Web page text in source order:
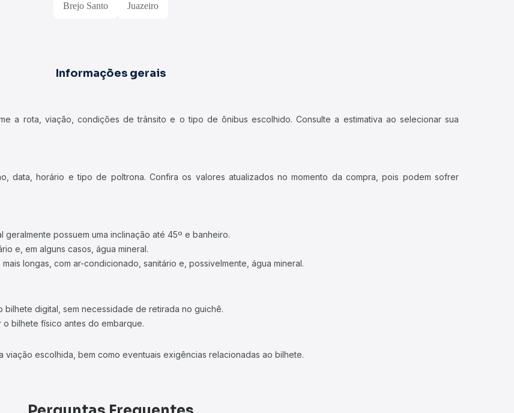
Brejo Santo Juazeiro
Informações gerais
a rota, viação, condições de trânsito e o tipo de ônibus escolhido. Consulte a estimativa ao selecionar sua
data, horário e tipo de poltrona. Confira os valores atualizados no momento da compra, pois podem sofrer
possuem uma inclinação até 45º e banheiro.
e, em alguns casos, água mineral.
longas, com ar-condicionado, sanitário e, possivelmente, água mineral.
bilhete digital, sem necessidade de retirada no guichê.
bilhete físico antes do embarque.
escolhida, bem como eventuais exigências relacionadas ao bilhete.